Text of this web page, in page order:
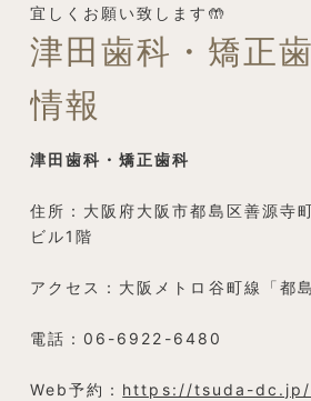
宜しくお願い致します🤲
津田歯科・矯正
情報
津田歯科・矯正歯科
住所：大阪府大阪市都島区善源寺
ビル1階
アクセス：大阪メトロ谷町線「都
電話：06-6922-6480
Web予約： https://tsuda-dc.jp/